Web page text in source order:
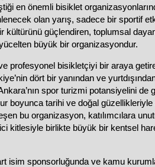
en önemli bisiklet
olan yarış, sadece bir sportif
kültürünü güçlendiren, toplumsal
büyük bir organizasyondur.
profesyonel bisikletçiyi bir araya
dört bir yanından ve
spor turizmi potansiyelini de
boyunca tarihi ve doğal güzellikleriyle
bu organizasyon, katılımcılara
kitlesiyle birlikte büyük bir kentsel
isim sponsorluğunda ve kamu